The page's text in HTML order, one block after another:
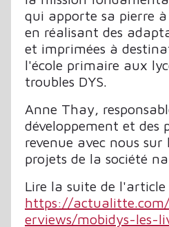
qui apporte sa pierre
en réalisant des
et imprimées à
l'école primaire aux
troubles DYS.
Anne Thay,
développement et des
revenue avec nous sur
projets de la société
Lire la suite de l'article
https://
erviews/mobidys-les-